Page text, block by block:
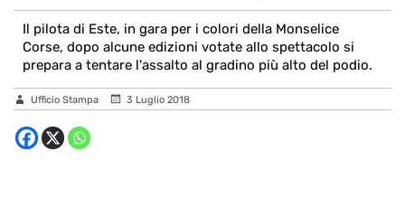
Il pilota di Este, in gara per i colori della Monselice
Corse, dopo alcune edizioni votate allo spettacolo si
prepara a tentare l'assalto al gradino più alto del podio.
Ufficio Stampa 3 Luglio 2018